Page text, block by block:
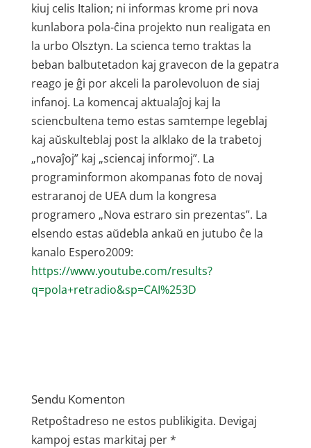
kiuj celis Italion; ni informas krome pri nova
kunlabora pola-ĉina projekto nun realigata en
la urbo Olsztyn. La scienca temo traktas la
beban balbutetadon kaj gravecon de la gepatra
reago je ĝi por akceli la parolevoluon de siaj
infanoj. La komencaj aktualaĵoj kaj la
sciencbultena temo estas samtempe legeblaj
kaj aŭskulteblaj post la alklako de la trabetoj
„novaĵoj” kaj „sciencaj informoj”. La
programinformon akompanas foto de novaj
estraranoj de UEA dum la kongresa
programero „Nova estraro sin prezentas”. La
elsendo estas aŭdebla ankaŭ en jutubo ĉe la
kanalo Espero2009:
https://www.youtube.com/results?
q=pola+retradio&sp=CAI%253D
Sendu Komenton
Retpoŝtadreso ne estos publikigita. Devigaj
kampoj estas markitaj per*